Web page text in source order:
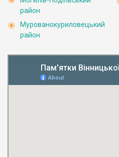
район
Мурованокуриловецький
район